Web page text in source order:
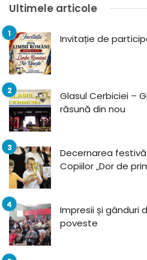
Ultimele articole
Invitație de
Glasul Cerbiciei –
răsună din nou
Decernarea
Copiilor „Dor de
Impresii și gânduri
poveste